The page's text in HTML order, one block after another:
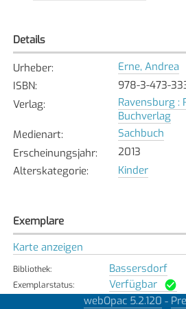
Details
Urheber:
Erne, Andrea
ISBN:
978-3-473-
Verlag:
Ravensburg :
Buchverlag
Medienart:
Sachbuch
Erscheinungsjahr:
2013
Alterskategorie: Kinder
Exemplare
Karte anzeigen
Bibliothek: Bassersdorf
Exemplarstatus: Verfügbar
webOpac 5.2.120 -